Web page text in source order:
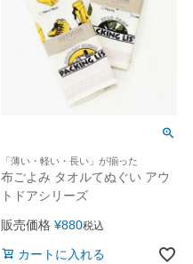
「薄い・軽い・長い」が揃った
布ごよみ タオルてぬぐい アウ
トドアシリーズ
販売価格 ¥880税込
カートに入れる